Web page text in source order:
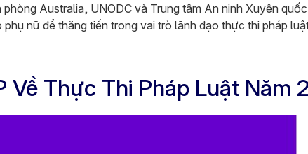
Australia, UNODC và Trung tâm An ninh Xuyên
nữ để thăng tiến trong vai trò lãnh đạo thực thi pháp
Về Thực Thi Pháp Luật Năm